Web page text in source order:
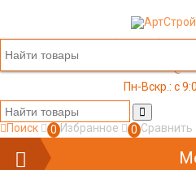
+7 (499)
Пн-Вскр.: c
Поиск 0 Избранное 0 Сравнить